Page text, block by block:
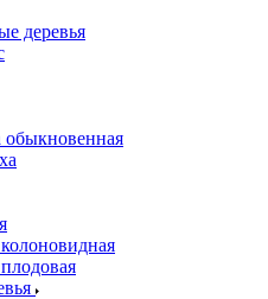
деревья